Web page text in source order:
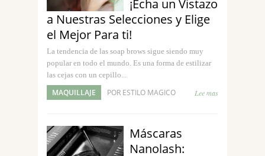
¡Echa un Vistazo
a Nuestras Selecciones y Elige
el Mejor Para ti!
La tendencia de las soap brows sigue siendo muy
popular en todo el mundo. Es una forma de estilizar
las cejas con un cepillo...
MAQUILLAJE POR ESTILO MAGICO Lee mas
Máscaras
Nanolash: